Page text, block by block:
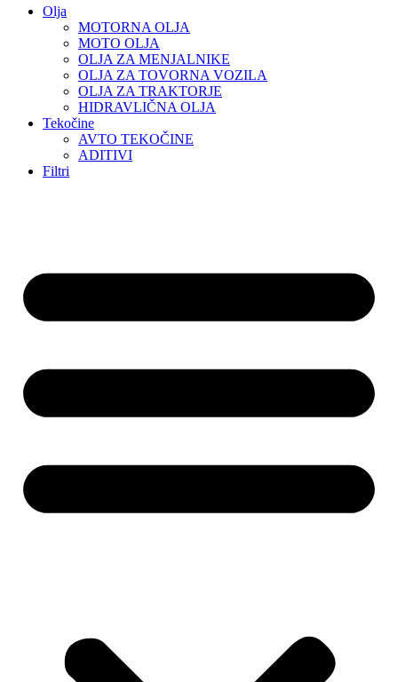
Olja
MOTORNA OLJA
MOTO OLJA
OLJA ZA MENJALNIKE
OLJA ZA TOVORNA VOZILA
OLJA ZA TRAKTORJE
HIDRAVLIČNA OLJA
Tekočine
AVTO TEKOČINE
ADITIVI
Filtri